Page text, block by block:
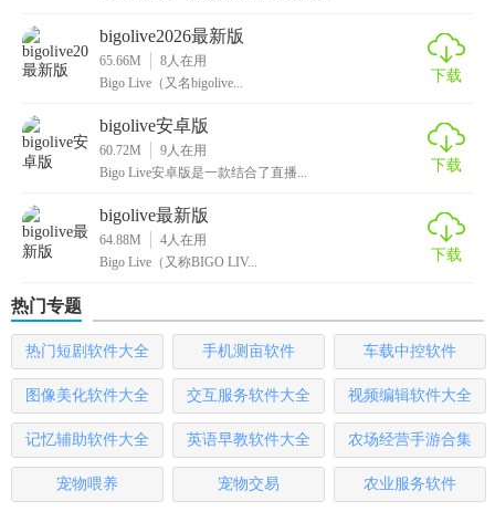
4. 在直播过程中，可以通过点赞、评论、送礼等方式与主播
互动。
5. 点击主播头像进入主页，可以查看更多直播视频和与主播
进行私信交流。
BigoLive官网中文版是一个集娱乐、互动、学习于一体的直播
平台，适合各年龄段的用户观看和使用。如果你喜欢观看直
播并希望与主播进行互动，不妨尝试一下BigoLive官网中文
版。
bigolive2026最新版
65.66M 8人在用
Bigo Live（又名bigolive...
下载
bigolive安卓版
60.72M 9人在用
Bigo Live安卓版是一款结合了直播...
下载
bigolive最新版
64.88M 4人在用
Bigo Live（又称BIGO LIV...
下载
热门专题
热门短剧软件大全 手机测亩软件 车载中控软件
图像美化软件大全 交互服务软件大全 视频编辑软件大全
记忆辅助软件大全 英语早教软件大全 农场经营手游合集
宠物喂养 宠物交易 农业服务软件